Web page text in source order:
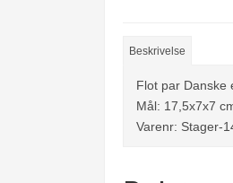
Beskrivelse
Flot par Danske
Mål: 17,5x7x7
Varenr: Stager-